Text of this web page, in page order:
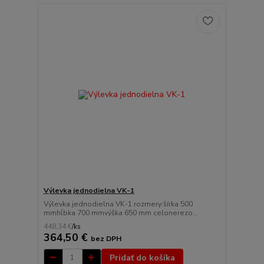
Výlevka jednodielna VK-1
Výlevka jednodielna VK-1 rozmery:šírka 500
mmhĺbka 700 mmvýška 650 mm celonerezo...
448,34 €/ks
364,50 € bez DPH
Pridať do košíka